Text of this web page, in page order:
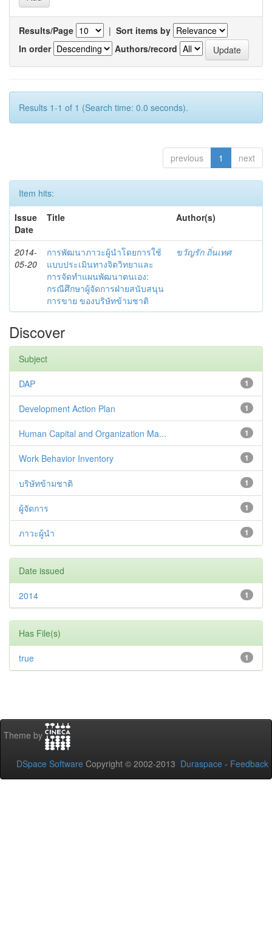
Results/Page | Sort items by
In order
Authors/record
Results 1-1 of 1 (Search time: 0.0 seconds).
previous 1 next
Item hits:
Issue
Date
Title Author(s)
2014-
05-20
การพัฒนาภาวะผู้นำโดยการใช้
แบบประเมินทางจิตวิทยาและ
การจัดทำแผนพัฒนาตนเอง:
กรณีศึกษาผู้จัดการฝ่ายสนับสนุน
การขาย ของบริษัทข้ามชาติ
ขวัญรัก ถิ่นเทศ
Discover
Subject
1
DAP
1
Development Action Plan
1
Human Capital and Organization Ma...
1
Work Behavior Inventory
1
บริษัทข้ามชาติ
1
ผู้จัดการ
1
ภาวะผู้นำ
Date issued
1
2014
Has File(s)
1
true
Theme by
DSpace Software Copyright © 2002-2013 Duraspace - Feedback